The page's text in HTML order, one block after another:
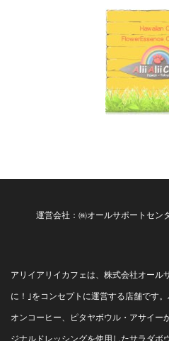
運営会社：㈱オールサポートセン
アリイアリイカフェは、株式会社オール
に！｣をコンセプトに運営する店舗です
オンコーヒー、ピタヤボウル・アサイー
ジナルドレッシングを使用したサラダボ